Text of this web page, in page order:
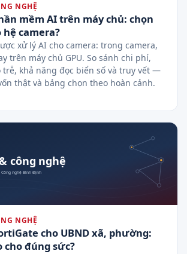
NGHỆ
mềm AI trên máy chủ: chọn
hệ camera?
xử lý AI cho camera: trong camera,
trên máy chủ GPU. So sánh chi phí,
trễ, khả năng đọc biển số và truy vết —
thật và bảng chọn theo hoàn cảnh.
NGHỆ
cho UBND xã, phường:
cho đúng sức?